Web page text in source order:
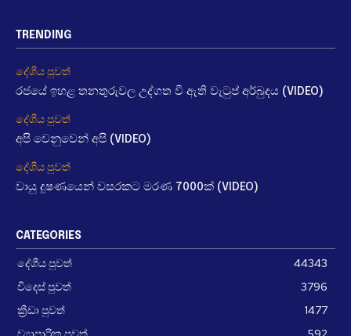
TRENDING
දේශීය පුවත්
රජයේ ඉහළ තනතුරුවල උද්ගත වී ඇති වැටුප් අර්බුදය (VIDEO)
දේශීය පුවත්
අපි වෙනුවෙන් අපි (VIDEO)
දේශීය පුවත්
වායු දූෂණයෙන් වසරකට මරණ 7000ක් (VIDEO)
CATEGORIES
දේශීය පුවත්
44343
විදෙස් පුවත්
3796
ක්‍රීඩා පුවත්
1477